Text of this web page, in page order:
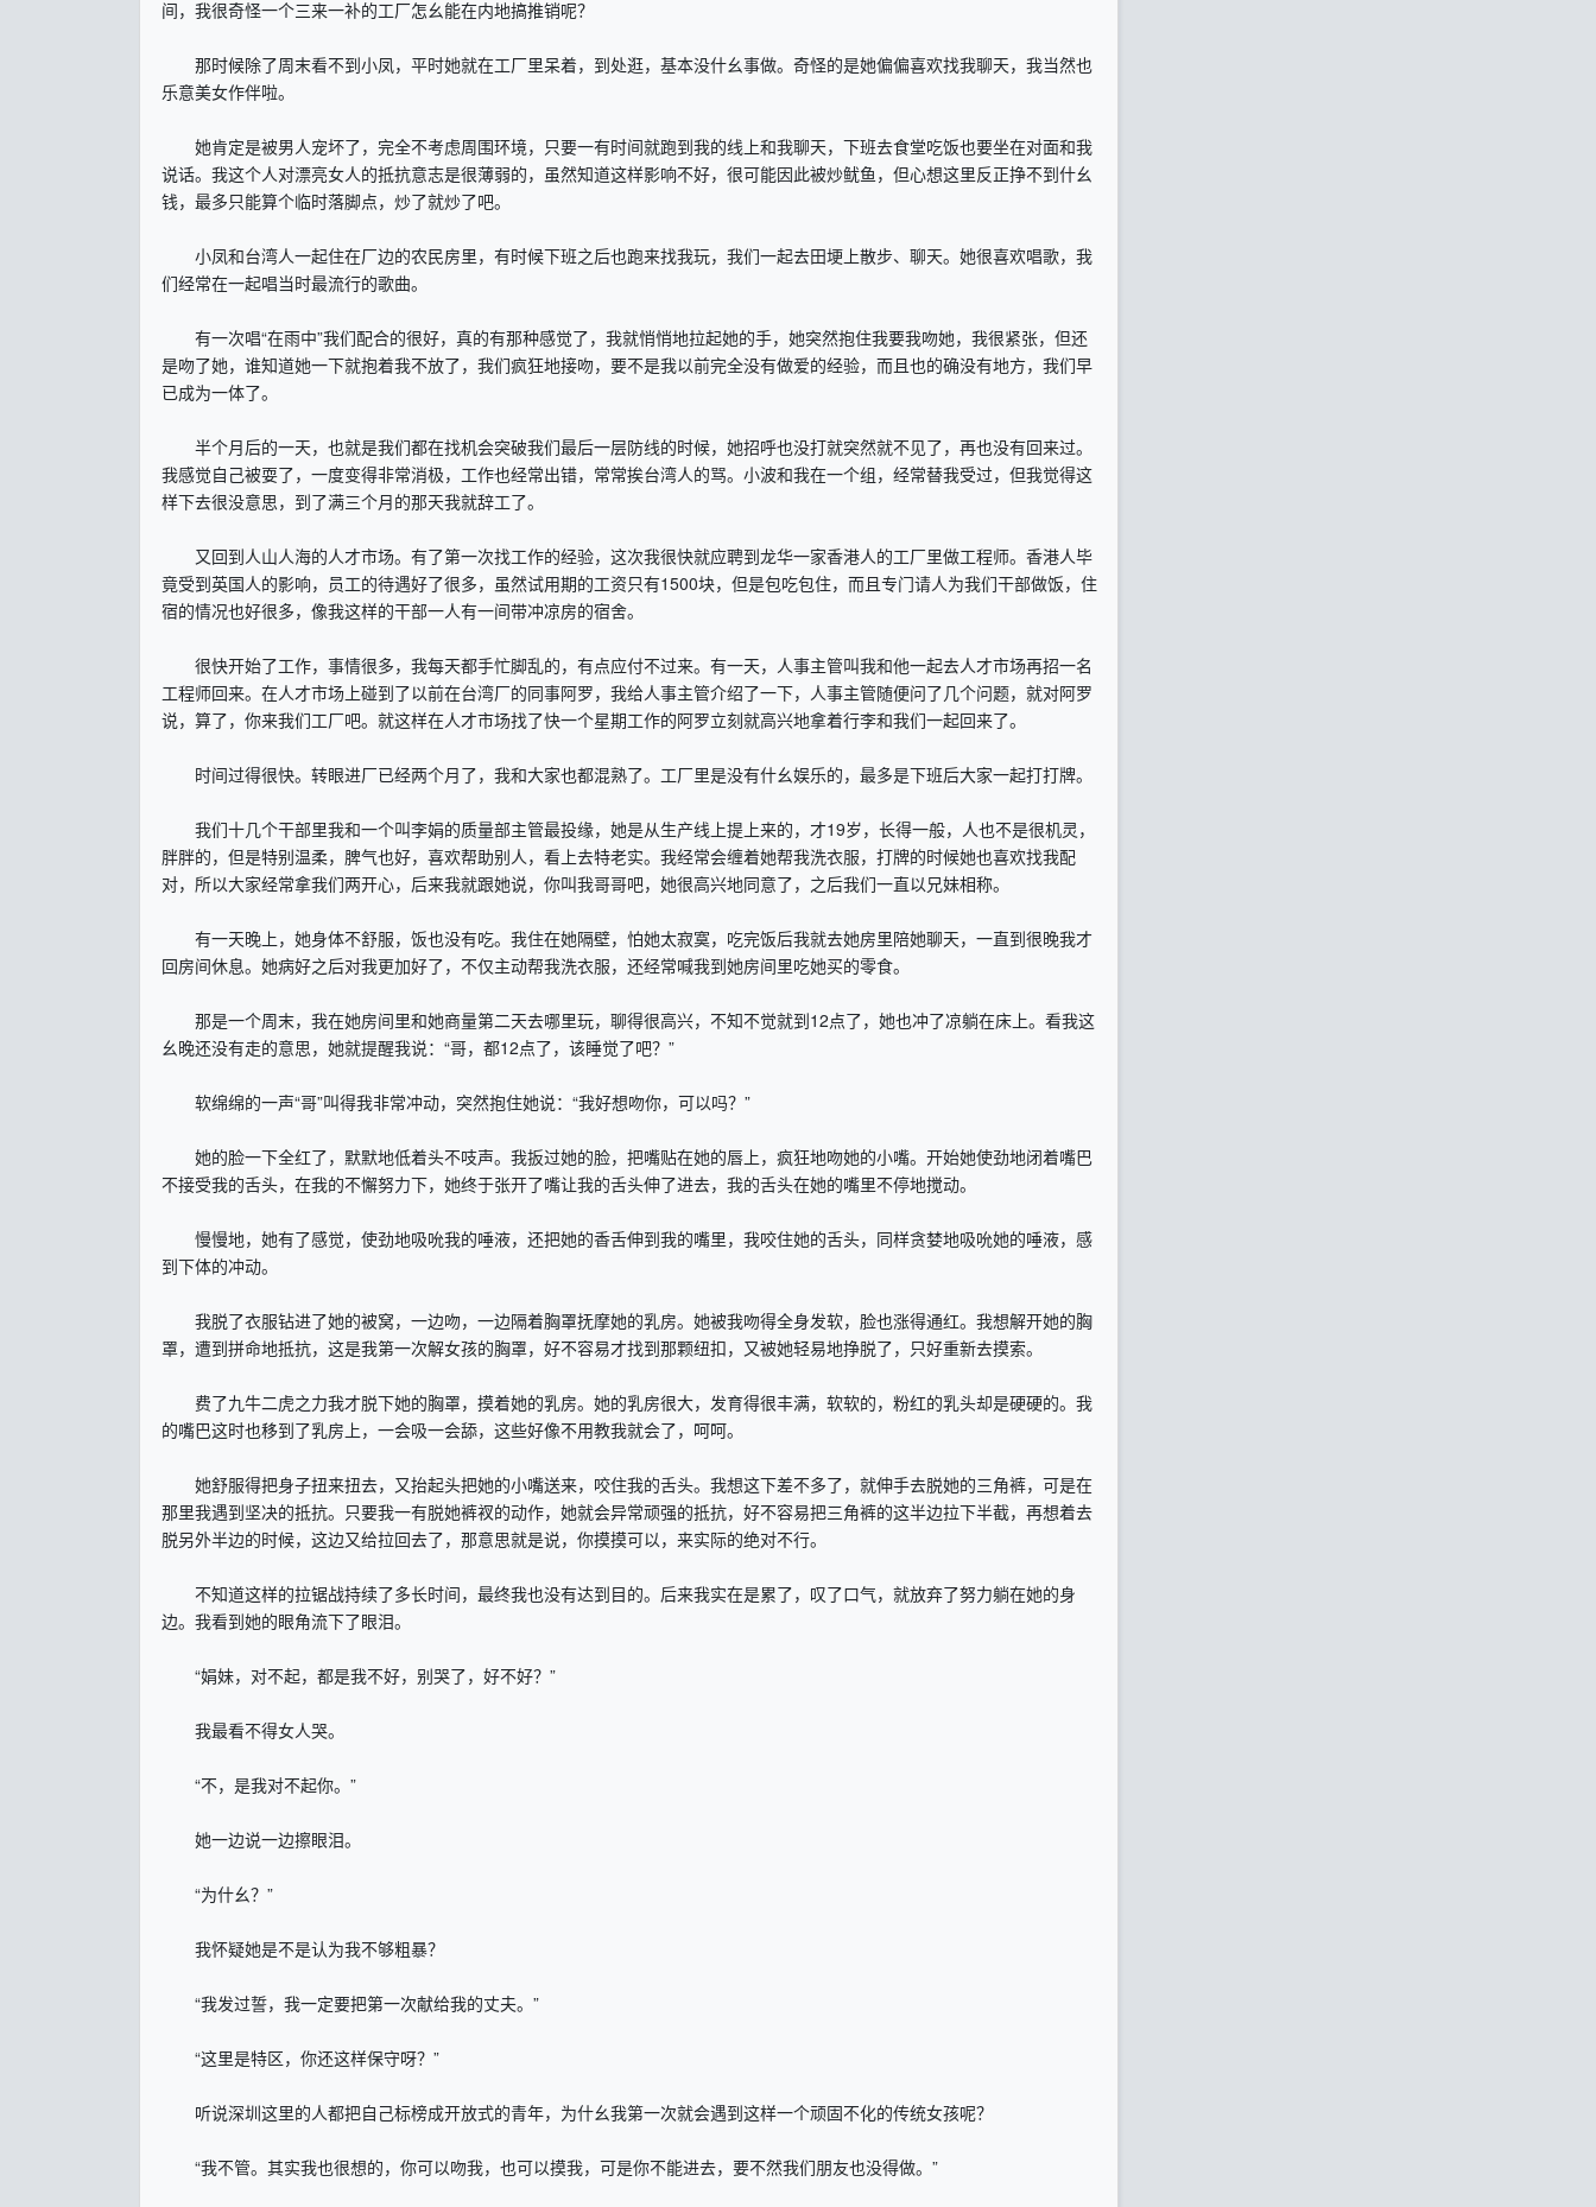
间，我很奇怪一个三来一补的工厂怎幺能在内地搞推销呢？
那时候除了周末看不到小凤，平时她就在工厂里呆着，到处逛，基本没什幺事做。奇怪的是她偏偏喜欢找我聊天，我当然也
乐意美女作伴啦。
她肯定是被男人宠坏了，完全不考虑周围环境，只要一有时间就跑到我的线上和我聊天，下班去食堂吃饭也要坐在对面和我
说话。我这个人对漂亮女人的抵抗意志是很薄弱的，虽然知道这样影响不好，很可能因此被炒鱿鱼，但心想这里反正挣不到什幺
钱，最多只能算个临时落脚点，炒了就炒了吧。
小凤和台湾人一起住在厂边的农民房里，有时候下班之后也跑来找我玩，我们一起去田埂上散步、聊天。她很喜欢唱歌，我
们经常在一起唱当时最流行的歌曲。
有一次唱“在雨中”我们配合的很好，真的有那种感觉了，我就悄悄地拉起她的手，她突然抱住我要我吻她，我很紧张，但还
是吻了她，谁知道她一下就抱着我不放了，我们疯狂地接吻，要不是我以前完全没有做爱的经验，而且也的确没有地方，我们早
已成为一体了。
半个月后的一天，也就是我们都在找机会突破我们最后一层防线的时候，她招呼也没打就突然就不见了，再也没有回来过。
我感觉自己被耍了，一度变得非常消极，工作也经常出错，常常挨台湾人的骂。小波和我在一个组，经常替我受过，但我觉得这
样下去很没意思，到了满三个月的那天我就辞工了。
又回到人山人海的人才市场。有了第一次找工作的经验，这次我很快就应聘到龙华一家香港人的工厂里做工程师。香港人毕
竟受到英国人的影响，员工的待遇好了很多，虽然试用期的工资只有1500块，但是包吃包住，而且专门请人为我们干部做饭，住
宿的情况也好很多，像我这样的干部一人有一间带冲凉房的宿舍。
很快开始了工作，事情很多，我每天都手忙脚乱的，有点应付不过来。有一天，人事主管叫我和他一起去人才市场再招一名
工程师回来。在人才市场上碰到了以前在台湾厂的同事阿罗，我给人事主管介绍了一下，人事主管随便问了几个问题，就对阿罗
说，算了，你来我们工厂吧。就这样在人才市场找了快一个星期工作的阿罗立刻就高兴地拿着行李和我们一起回来了。
时间过得很快。转眼进厂已经两个月了，我和大家也都混熟了。工厂里是没有什幺娱乐的，最多是下班后大家一起打打牌。
我们十几个干部里我和一个叫李娟的质量部主管最投缘，她是从生产线上提上来的，才19岁，长得一般，人也不是很机灵，
胖胖的，但是特别温柔，脾气也好，喜欢帮助别人，看上去特老实。我经常会缠着她帮我洗衣服，打牌的时候她也喜欢找我配
对，所以大家经常拿我们两开心，后来我就跟她说，你叫我哥哥吧，她很高兴地同意了，之后我们一直以兄妹相称。
有一天晚上，她身体不舒服，饭也没有吃。我住在她隔壁，怕她太寂寞，吃完饭后我就去她房里陪她聊天，一直到很晚我才
回房间休息。她病好之后对我更加好了，不仅主动帮我洗衣服，还经常喊我到她房间里吃她买的零食。
那是一个周末，我在她房间里和她商量第二天去哪里玩，聊得很高兴，不知不觉就到12点了，她也冲了凉躺在床上。看我这
幺晚还没有走的意思，她就提醒我说：“哥，都12点了，该睡觉了吧？”
软绵绵的一声“哥”叫得我非常冲动，突然抱住她说：“我好想吻你，可以吗？”
她的脸一下全红了，默默地低着头不吱声。我扳过她的脸，把嘴贴在她的唇上，疯狂地吻她的小嘴。开始她使劲地闭着嘴巴
不接受我的舌头，在我的不懈努力下，她终于张开了嘴让我的舌头伸了进去，我的舌头在她的嘴里不停地搅动。
慢慢地，她有了感觉，使劲地吸吮我的唾液，还把她的香舌伸到我的嘴里，我咬住她的舌头，同样贪婪地吸吮她的唾液，感
到下体的冲动。
我脱了衣服钻进了她的被窝，一边吻，一边隔着胸罩抚摩她的乳房。她被我吻得全身发软，脸也涨得通红。我想解开她的胸
罩，遭到拼命地抵抗，这是我第一次解女孩的胸罩，好不容易才找到那颗纽扣，又被她轻易地挣脱了，只好重新去摸索。
费了九牛二虎之力我才脱下她的胸罩，摸着她的乳房。她的乳房很大，发育得很丰满，软软的，粉红的乳头却是硬硬的。我
的嘴巴这时也移到了乳房上，一会吸一会舔，这些好像不用教我就会了，呵呵。
她舒服得把身子扭来扭去，又抬起头把她的小嘴送来，咬住我的舌头。我想这下差不多了，就伸手去脱她的三角裤，可是在
那里我遇到坚决的抵抗。只要我一有脱她裤衩的动作，她就会异常顽强的抵抗，好不容易把三角裤的这半边拉下半截，再想着去
脱另外半边的时候，这边又给拉回去了，那意思就是说，你摸摸可以，来实际的绝对不行。
不知道这样的拉锯战持续了多长时间，最终我也没有达到目的。后来我实在是累了，叹了口气，就放弃了努力躺在她的身
边。我看到她的眼角流下了眼泪。
“娟妹，对不起，都是我不好，别哭了，好不好？”
我最看不得女人哭。
“不，是我对不起你。”
她一边说一边擦眼泪。
“为什幺？”
我怀疑她是不是认为我不够粗暴？
“我发过誓，我一定要把第一次献给我的丈夫。”
“这里是特区，你还这样保守呀？”
听说深圳这里的人都把自己标榜成开放式的青年，为什幺我第一次就会遇到这样一个顽固不化的传统女孩呢？
“我不管。其实我也很想的，你可以吻我，也可以摸我，可是你不能进去，要不然我们朋友也没得做。”